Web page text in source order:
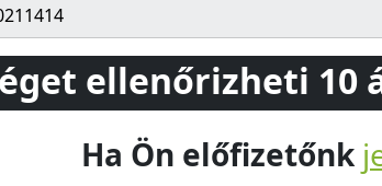
ellenőrizheti
Ha Ön előfizetőnk